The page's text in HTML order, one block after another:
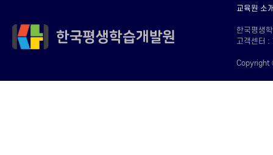
교육원 소
한국평생
고객센터 :
Copyright